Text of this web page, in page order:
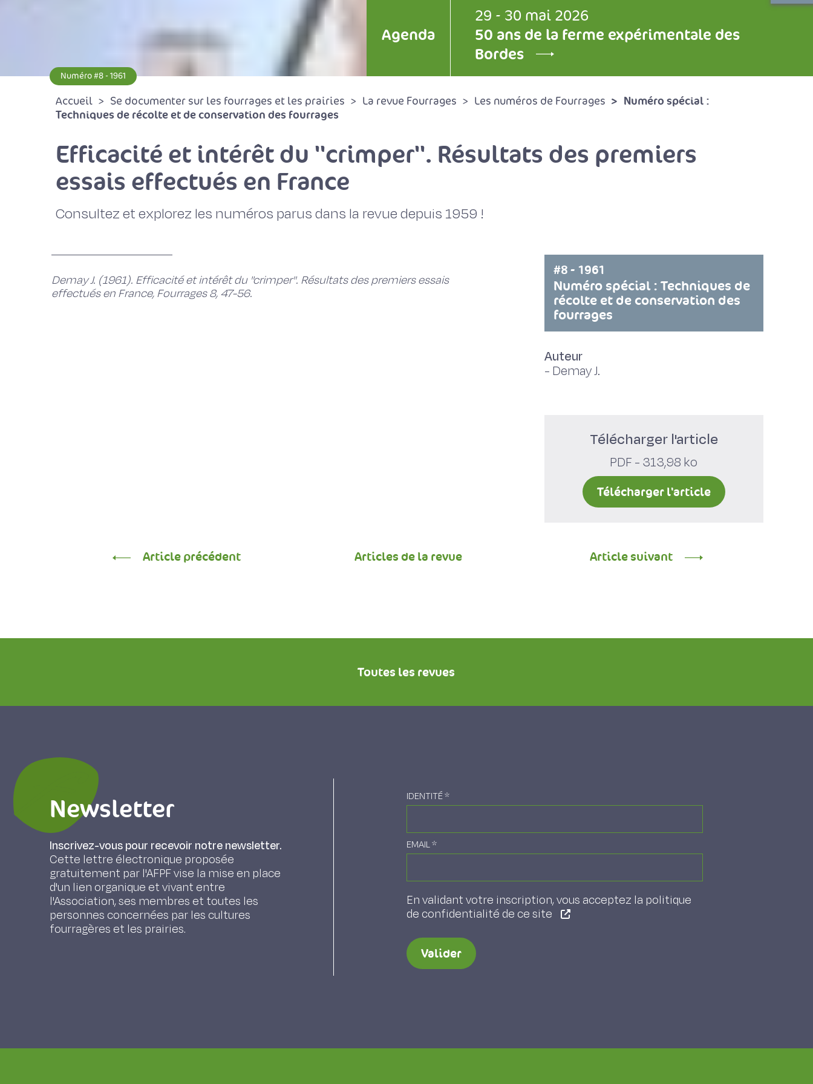
Agenda
29 - 30 mai 2026
50 ans de la ferme expérimentale des
Bordes
Numéro #8 - 1961
Accueil Se documenter sur les fourrages et les prairies La revue Fourrages Les numéros de Fourrages
Numéro spécial :
Techniques de récolte et de conservation des fourrages
Efficacité et intérêt du ''crimper''. Résultats des premiers
essais effectués en France
Consultez et explorez les numéros parus dans la revue depuis 1959 !
Demay J. (1961). Efficacité et intérêt du ''crimper''. Résultats des premiers essais
effectués en France, Fourrages 8, 47-56.
#8 - 1961
Numéro spécial : Techniques de
récolte et de conservation des
fourrages
Auteur
- Demay J.
Télécharger l'article
PDF - 313,98 ko
Télécharger l'article
Article précédent Articles de la revue Article suivant
Toutes les revues
Newsletter
Inscrivez-vous pour recevoir notre newsletter.
Cette lettre électronique proposée
gratuitement par l'AFPF vise la mise en place
d'un lien organique et vivant entre
l'Association, ses membres et toutes les
personnes concernées par les cultures
fourragères et les prairies.
IDENTITÉ*
EMAIL*
En validant votre inscription, vous acceptez la politique
de confidentialité de ce site
Valider